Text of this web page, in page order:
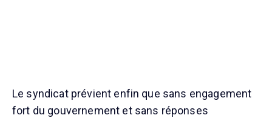
Le syndicat prévient enfin que sans engagement
fort du gouvernement et sans réponses